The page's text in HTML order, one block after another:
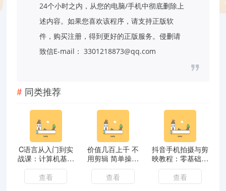
24个小时之内，从您的电脑/手机中彻底删除上
述内容。如果您喜欢该程序，请支持正版软
件，购买注册，得到更好的正版服务。侵删请
致信E-mail： 3301218873@qq.com
同类推荐
C语言从入门到实
战课：计算机基础
+语法精讲+项目实
战，零基础轻松学
编程
查看
价值几百上千 不
用剪辑 简单操作
视频号流量分成计
划 （实操教程+揭
秘）
查看
抖音手机拍摄与剪
映教程：零基础剪
辑、拍摄技巧到账
号运营与变现方法
查看